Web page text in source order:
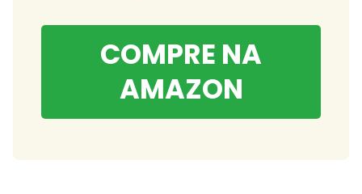
COMPRE NA
AMAZON